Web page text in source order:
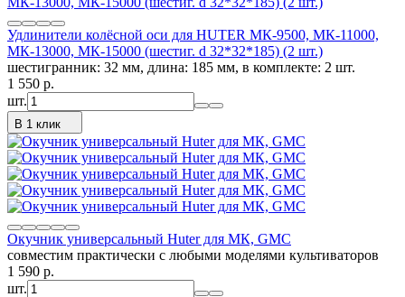
Удлинители колёсной оси для HUTER МК-9500, МК-11000,
МК-13000, МК-15000 (шестиг. d 32*32*185) (2 шт.)
шестигранник: 32 мм, длина: 185 мм, в комплекте: 2 шт.
1 550 p.
шт.
В 1 клик
Окучник универсальный Huter для МК, GMC
совместим практически с любыми моделями культиваторов
1 590 p.
шт.